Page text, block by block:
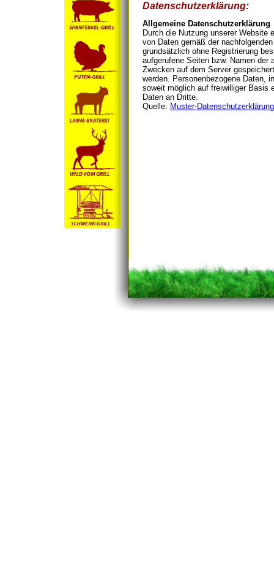
Datenschutzerklärung:
Allgemeine Datenschutzerklärung
Durch die Nutzung unserer Website
von Daten gemäß der
grundsätzlich ohne Registrierung
aufgerufene Seiten bzw. Namen
Zwecken auf dem Server
werden. Personenbezogene Daten,
soweit möglich auf freiwilliger Basis
Daten an Dritte.
Quelle: Muster-